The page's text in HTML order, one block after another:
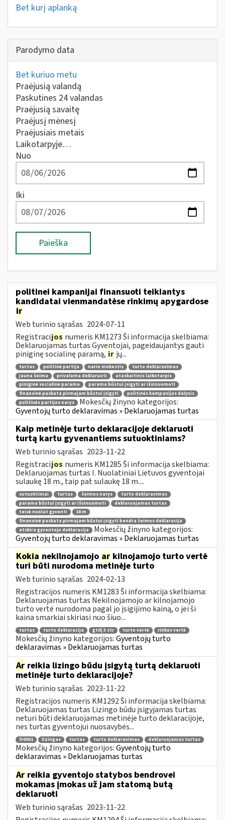
Bet kurį aplanką
Parodymo data
Bet kuriuo metu
Praėjusią valandą
Paskutines 24 valandas
Praėjusią savaitę
Praėjusį mėnesį
Praėjusiais metais
Laikotarpyje…
Nuo
Iki
Paieška
politinei kampanijai finansuoti teikiantys
kandidatai vienmandatėse rinkimų apygardose
ir
Web turinio sąrašas 2024-07-11
Registracijos numeris KM1273 Ši informacija skelbiama:
Deklaruojamas turtas Gyventojai, pageidaujantys gauti
piniginę socialinę paramą, ir jų...
turtas politinė partija nario mokestis
turto deklaravimas
jauna šeima
privaloma deklaruoti
ataskaitinis laikotarpis
piniginė socialinė parama
parama būstui įsigyti ar išsinuomoti
finansinė paskata pirmajam būstui įsigyti
politinės kampanijos dalyvis
politinės partijos narys
Mokesčių žinyno kategorijos:
Gyventojų turto deklaravimas » Deklaruojamas turtas
Kaip metinėje turto deklaracijoje deklaruoti
turtą kartu gyvenantiems sutuoktiniams?
Web turinio sąrašas 2023-11-22
Registracijos numeris KM1285 Ši informacija skelbiama:
Deklaruojamas turtas I. Nuolatiniai Lietuvos gyventojai
sulaukę 18 m., taip pat sulaukę 18 m....
sutuoktiniai turtas šeimos narys
turto deklaravimas
parama būstui įsigyti ar išsinuomoti
deklaruojamas turtas
teisė nuolat gyventi
18 m
finansinė paskata pirmajam būstui įsigyti bendra šeimos deklaracija
atskira gyventojo deklaracija
Mokesčių žinyno kategorijos:
Gyventojų turto deklaravimas » Deklaruojamas turtas
Kokia nekilnojamojo ar kilnojamojo turto vertė
turi būti nurodoma metinėje turto
Web turinio sąrašas 2024-02-13
Registracijos numeris KM1283 Ši informacija skelbiama:
Deklaruojamas turtas Nekilnojamojo ar kilnojamojo
turto vertė nurodoma pagal jo įsigijimo kainą, o jei ši
kaina smarkiai skiriasi nuo šiuo...
turtas turto deklaracija gtdį 3 str turto vertė rinkos vertė
Mokesčių žinyno kategorijos:Gyventojų turto
deklaravimas » Deklaruojamas turtas
Ar reikia lizingo būdu įsigytą turtą deklaruoti
metinėje turto deklaracijoje?
Web turinio sąrašas 2023-11-22
Registracijos numeris KM1292 Ši informacija skelbiama:
Deklaruojamas turtas Lizingo būdu įsigyjamas turtas
neturi būti deklaruojamas metinėje turto deklaracijoje,
nes turtas gyventojui nuosavybės...
fr0001 lizingas turtas turto deklaravimas deklaruojamas turtas
Mokesčių žinyno kategorijos:Gyventojų turto
deklaravimas » Deklaruojamas turtas
Ar reikia gyventojo statybos bendrovei
mokamas įmokas už jam statomą butą
deklaruoti
Web turinio sąrašas 2023-11-22